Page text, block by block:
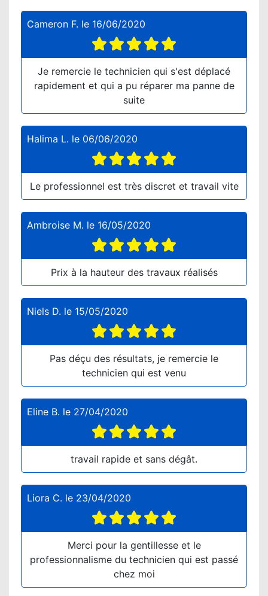
Cameron F. le 16/06/2020
Je remercie le technicien qui s'est déplacé
rapidement et qui a pu réparer ma panne de
suite
Halima L. le 06/06/2020
Le professionnel est très discret et travail vite
Ambroise M. le 16/05/2020
Prix à la hauteur des travaux réalisés
Niels D. le 15/05/2020
Pas déçu des résultats, je remercie le
technicien qui est venu
Eline B. le 27/04/2020
travail rapide et sans dégât.
Liora C. le 23/04/2020
Merci pour la gentillesse et le
professionnalisme du technicien qui est passé
chez moi